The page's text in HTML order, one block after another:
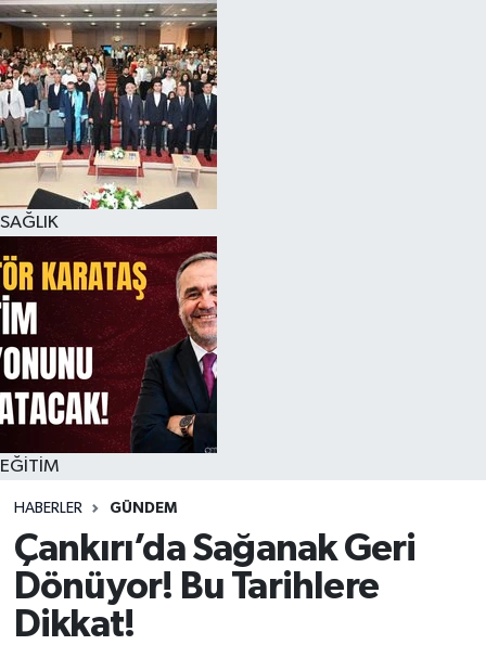
SAĞLIK
EĞİTİM
HABERLER GÜNDEM
Çankırı’da Sağanak Geri
Dönüyor! Bu Tarihlere
Dikkat!